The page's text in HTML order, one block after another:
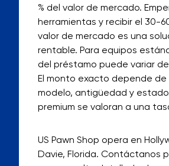
% del valor de mercado.
herramientas y recibir el 30-
valor de mercado es una
rentable. Para equipos
del préstamo puede variar
El monto exacto depende de
modelo, antigüedad y
premium se valoran a una
US Pawn Shop opera en
Davie, Florida. Contáctanos